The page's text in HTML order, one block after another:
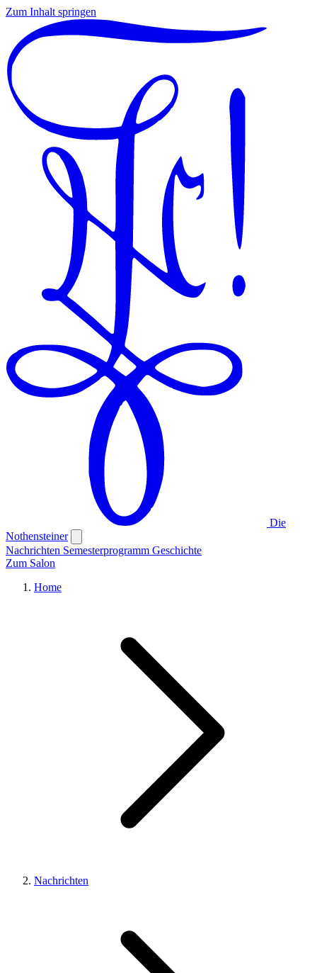
Zum Inhalt springen
Die
Nothensteiner
Nachrichten Semesterprogramm Geschichte
Zum Salon
Home
Nachrichten